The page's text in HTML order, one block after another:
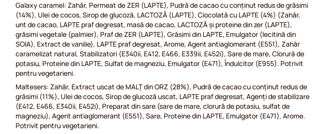
Galaxy caramel: Zahăr, Permeat de ZER (LAPTE), Pudră de cacao cu conținut redus de grăsimi
(14%), Ulei de cocos, Sirop de glucoză, LACTOZĂ (LAPTE), Ciocolată cu LAPTE (4%) (Zahăr,
unt de cacao, LAPTE praf degresat, masă de cacao, LACTOZĂ și proteine din zer (LAPTE),
grăsimi vegetale (palmier), Praf de ZER (LAPTE), Grăsimi din LAPTE, Emulgator (lecitină din
SOIA), Extract de vanilie), LAPTE praf degresat, Arome, Agent antiaglomerant (E551), Zahăr
caramelizat natural, Stabilizatori (E340ii, E412, E466, E339ii, E452i), Sare de mare, Clorură de
potasiu, Proteine din LAPTE, Sulfat de magneziu, Emulgator (E471), Îndulcitor (E955). Potrivit
pentru vegetarieni.
Maltesers: Zahăr, Extract uscat de MALȚ din ORZ (28%), Pudră de cacao cu conținut redus de
grăsimi (11%), Ulei de cocos, Sirop de glucoză uscat, LAPTE praf degresat, Agenți de stabilizare
(E412, E466, E340ii, E452i), Preparat din sare (sare de mare, clorură de potasiu, sulfat de
magneziu), Agent antiaglomerant (E551), Sare, Proteine din LAPTE, Emulgator (E471), Arome.
Potrivit pentru vegetarieni.